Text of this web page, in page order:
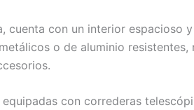
cuenta con un interior espacioso
o de aluminio
con correderas